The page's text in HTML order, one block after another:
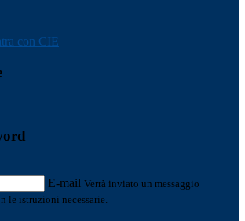
con CIE
E-mail Verrà inviato un messaggio
le istruzioni necessarie.